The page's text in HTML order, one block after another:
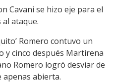
Cavani se hizo eje para el
ataque.
Romero contuvo un
y cinco después Martirena
Romero logró desviar de
apenas abierta.